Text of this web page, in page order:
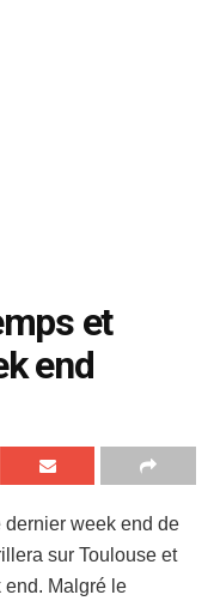
et
end
week end de
sur Toulouse et
end. Malgré le